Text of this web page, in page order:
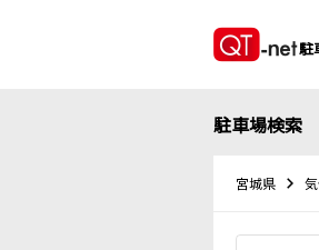
駐
駐車場検索
宮城県